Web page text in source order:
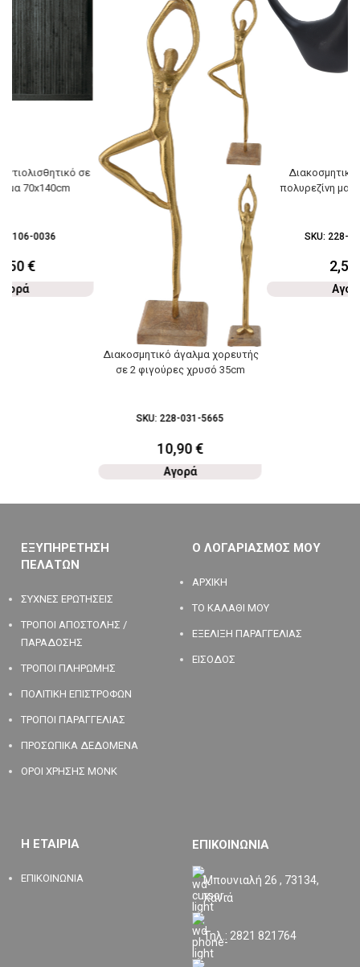
σε
70x140cm
106-0036
€
Διακοσμητικό άγαλμα χορευτής
σε 2 φιγούρες χρυσό 35cm
SKU: 228-031-5665
10,90€
Αγορά
Διακοσμητικό
πολυρεζίνη
SKU: 228-
2,50
ΕΞΥΠΗΡΕΤΗΣΗ
ΠΕΛΑΤΩΝ
ΣΥΧΝΕΣ ΕΡΩΤΗΣΕΙΣ
ΤΡΟΠΟΙ ΑΠΟΣΤΟΛΗΣ /
ΠΑΡΑΔΟΣΗΣ
ΤΡΟΠΟΙ ΠΛΗΡΩΜΗΣ
ΠΟΛΙΤΙΚΗ ΕΠΙΣΤΡΟΦΩΝ
ΤΡΟΠΟΙ ΠΑΡΑΓΓΕΛΙΑΣ
ΠΡΟΣΩΠΙΚΑ ΔΕΔΟΜΕΝΑ
ΟΡΟΙ ΧΡΗΣΗΣ MONK
Ο ΛΟΓΑΡΙΑΣΜΟΣ ΜΟΥ
ΑΡΧΙΚΗ
ΤΟ ΚΑΛΑΘΙ ΜΟΥ
ΕΞΕΛΙΞΗ ΠΑΡΑΓΓΕΛΙΑΣ
ΕΙΣΟΔΟΣ
Η ΕΤΑΙΡΙΑ
ΕΠΙΚΟΙΝΩΝΙΑ
ΕΠΙΚΟΙΝΩΝΙΑ
Μπουνιαλή 26 , 73134,
Χανιά
Τηλ.: 2821 821764